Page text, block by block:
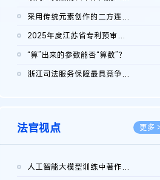
采用传统元素创作的二方连续装饰图案作品的独创性及侵权对比认定
2025年度江苏省专利预审典型案例
“算”出来的参数能否“算数”？
浙江司法服务保障最具竞争力营商环境建设典型案例（第二批）含侵...
法官视点 更多
人工智能大模型训练中著作权的合理使用